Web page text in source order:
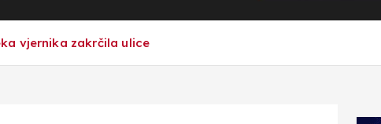
vjernika zakrčila ulice